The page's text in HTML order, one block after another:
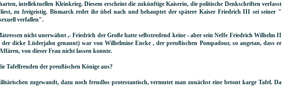
intellektuellen Kleinkrieg. Diesem erscheint die zukünftige Kaiserin, die politische Denkschriften verfasst
zu freigeistig. Bismarck redet ihr übel nach und behauptet der spätere Kaiser Friedrich III sei seiner "
verfallen".
nicht unerwähnt ,- Friedrich der Große hatte selbstredend keine - aber sein Neffe Friedrich Wilhelm II
dicke Lüderjahn genannt) war von Wilhelmine Encke , der preußischen Pompadour, so angetan, dass er
von dieser Frau nicht lassen konnte.
Tafelfreuden der preußischen Könige aus?
zugewandt, dazu noch freudlos protestantisch, vermutet man zunächst eine betont karge Tafel. Da